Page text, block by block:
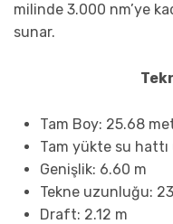
milinde 3.000 nm’ye
sunar.
Tam Boy: 25.68
Tam yükte su
Genişlik: 6.60 m
Tekne uzunluğu:
Draft: 2.12 m